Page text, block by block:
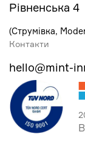
Рівненська 4
(Струмівка,
Контакти
hello@mint-